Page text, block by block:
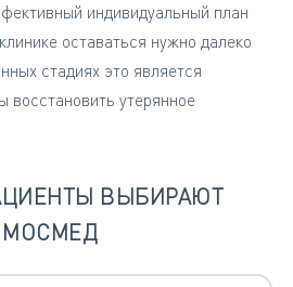
индивидуальный план
оставаться нужно далеко
стадиях это является
восстановить утерянное
ВЫБИРАЮТ
МОСМЕД